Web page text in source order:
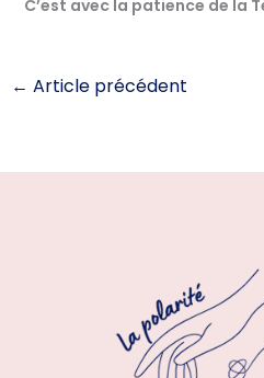
C’est avec la patience de la
← Article précédent